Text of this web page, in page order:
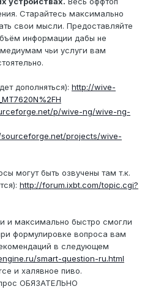
Старайтесь максимально
свои мысли. Предоставляйте
информации дабы не
чьи услуги вам
дополняться): http://wive-
p/wive-ng/wive-ng-
projects/wive-
могут быть озвучены там т.к.
http://forum.ixbt.com/topic.cgi?
и максимально быстро смогли
формулировке вопроса вам
в следующем
smart-question-ru.html
и халявное пиво.
ОБЯЗАТЕЛЬНО